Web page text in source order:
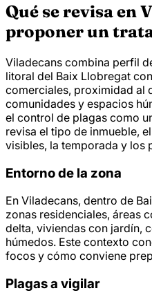
Qué se revisa en
proponer un
Viladecans combina perfil
litoral del Baix Llobregat
comerciales, proximidad al
comunidades y espacios
el control de plagas como
revisa el tipo de inmueble,
visibles, la temporada y los
Entorno de la zona
En Viladecans, dentro de
zonas residenciales, áreas
delta, viviendas con jardín,
húmedos. Este contexto
focos y cómo conviene
Plagas a vigilar